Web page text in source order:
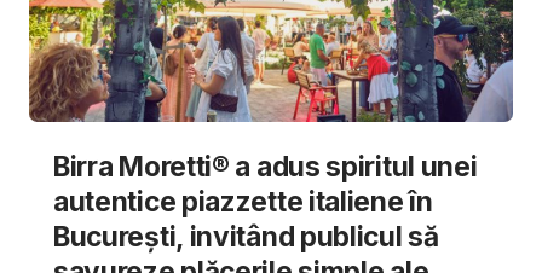
Birra Moretti® a adus spiritul unei
autentice piazzette italiene în
București, invitând publicul să